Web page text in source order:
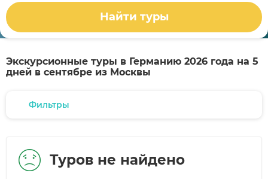
Найти туры
Экскурсионные туры в Германию 2026 года на 5
дней в сентябре из Москвы
Фильтры
Туров не найдено